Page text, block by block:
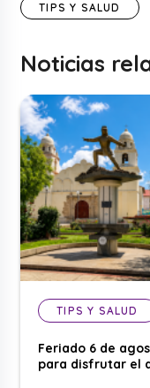
TIPS Y SALUD
Noticias
TIPS Y SALUD
Feriado 6 de
para disfrutar el